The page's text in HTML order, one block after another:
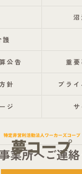
業所へご連絡
護
公告 重
針 プラ
ジ